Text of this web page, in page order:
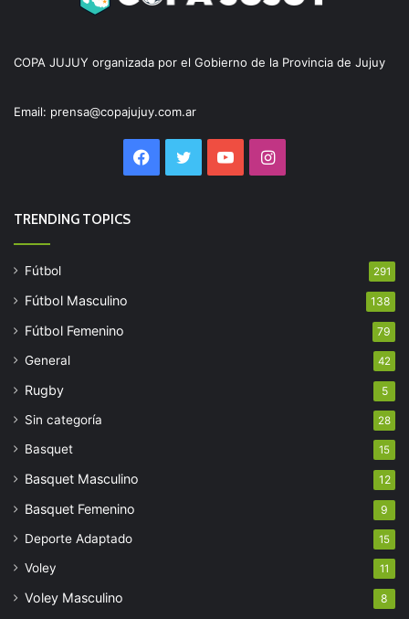
COPA JUJUY organizada por el Gobierno de la Provincia de Jujuy
Email: prensa@copajujuy.com.ar
Facebook
TwitterYouTubeInstagram
TRENDING TOPICS
Fútbol 291
Fútbol Masculino 138
Fútbol Femenino 79
General 42
Rugby 5
Sin categoría 28
Basquet 15
Basquet Masculino 12
Basquet Femenino 9
Deporte Adaptado 15
Voley 11
Voley Masculino 8